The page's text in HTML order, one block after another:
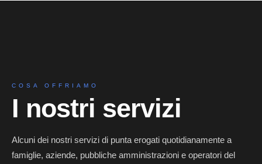
COSA OFFRIAMO
I nostri servizi
Alcuni dei nostri servizi di punta erogati quotidianamente a
famiglie, aziende, pubbliche amministrazioni e operatori del